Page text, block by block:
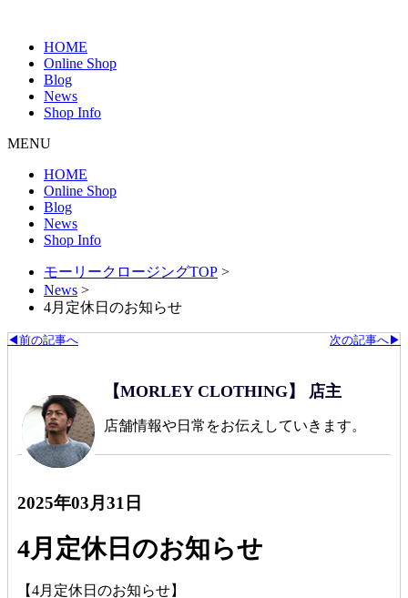
HOME
Online Shop
Blog
News
Shop Info
MENU
HOME
Online Shop
Blog
News
Shop Info
モーリークロージングTOP >
News >
4月定休日のお知らせ
次の記事へ▶
◀前の記事へ
【MORLEY CLOTHING】 店主
店舗情報や日常をお伝えしていきます。
2025年03月31日
4月定休日のお知らせ
【4月定休日のお知らせ】